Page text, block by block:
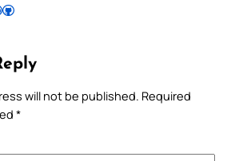
Follow Pradeep on GitHub
will not be published. Required
*